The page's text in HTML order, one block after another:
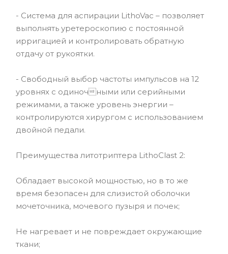
- Система для аспирации LithoVac – позволяет
выполнять уретероскопию с постоянной
ирригацией и контролировать обратную
отдачу от рукоятки.
- Свободный выбор частоты импульсов на 12
уровнях с одиночными или серийными
режимами, а также уровень энергии –
контролируются хирургом с использованием
двойной педали.
Преимущества литотриптера LithoClast 2:
Обладает высокой мощностью, но в то же
время безопасен для слизистой оболочки
мочеточника, мочевого пузыря и почек;
Не нагревает и не повреждает окружающие
ткани;